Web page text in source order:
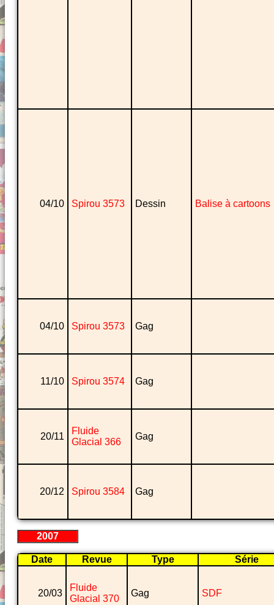
04/10 Spirou 3573 Dessin Balise à cartoons
04/10 Spirou 3573 Gag
11/10 Spirou 3574 Gag
20/11
Fluide
Glacial 366
Gag
20/12 Spirou 3584 Gag
2007
Date Revue Type Série
20/03
Fluide
Glacial 370
Gag SDF